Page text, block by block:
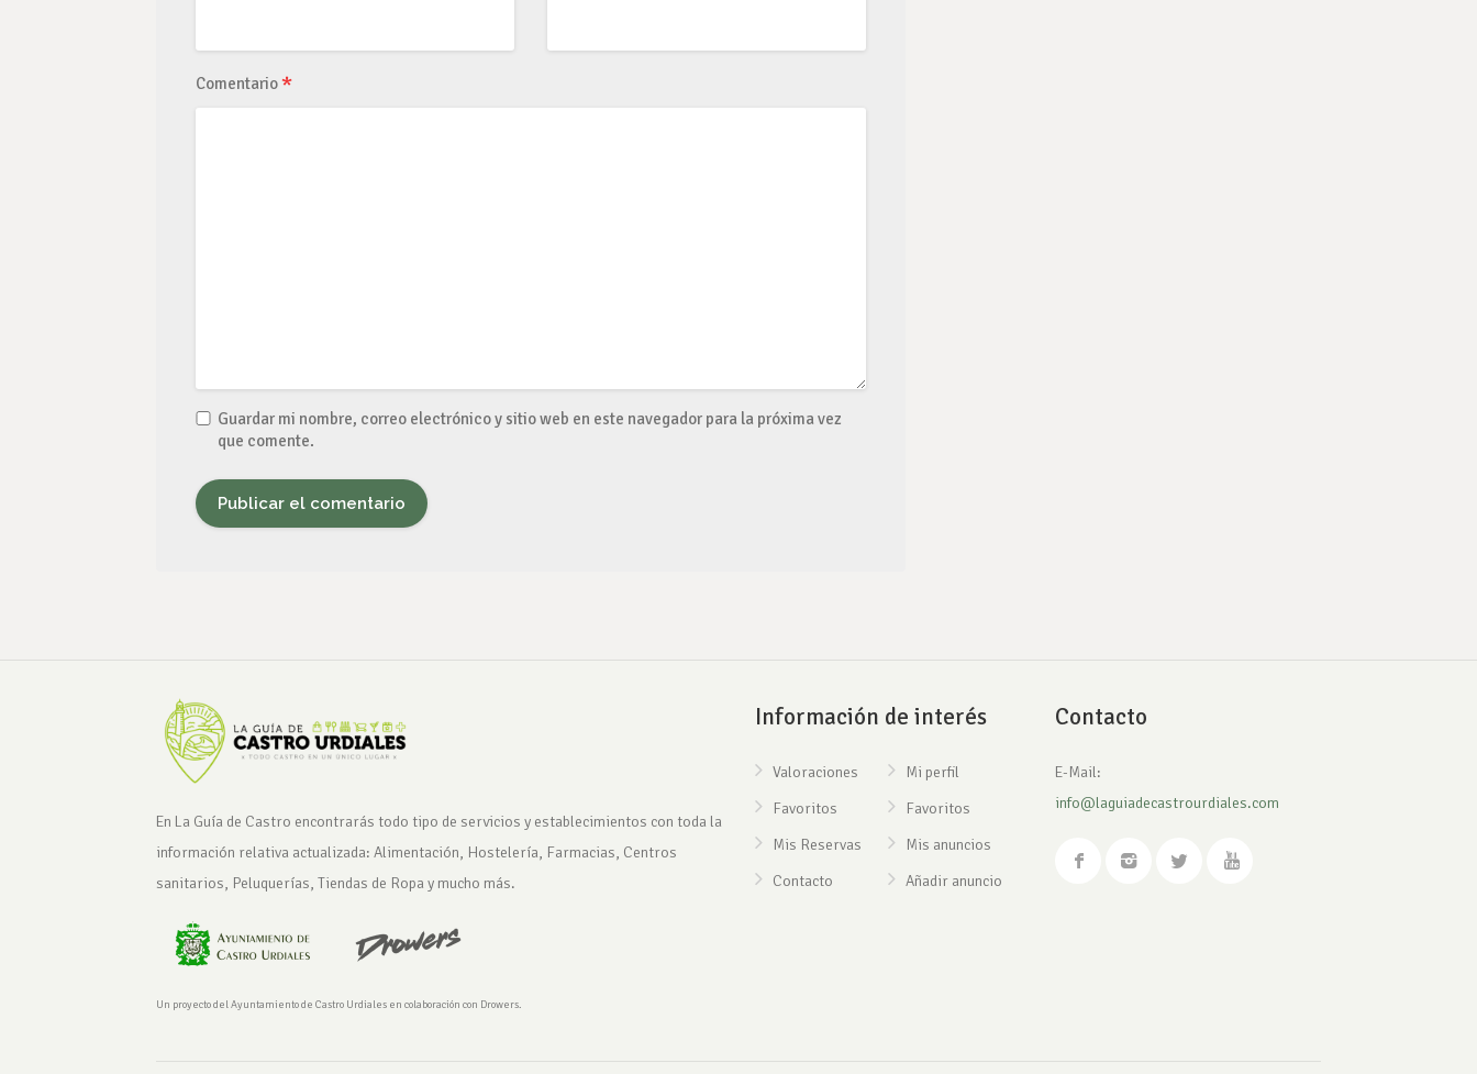
Comentario *
Guardar mi nombre, correo electrónico y sitio web en este navegador para la próxima vez
que comente.
En La Guía de Castro encontrarás todo tipo de servicios y establecimientos con toda la
información relativa actualizada: Alimentación, Hostelería, Farmacias, Centros
sanitarios, Peluquerías, Tiendas de Ropa y mucho más.
Un proyecto del Ayuntamiento de Castro Urdiales en colaboración con Drowers.
Información de interés
Valoraciones
Favoritos
Mis Reservas
Contacto
Mi perfil
Favoritos
Mis anuncios
Añadir anuncio
Contacto
E-Mail:
info@laguiadecastrourdiales.com